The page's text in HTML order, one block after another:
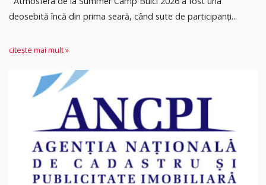
deosebită încă din prima seară, când sute de participanți...
citește mai mult »